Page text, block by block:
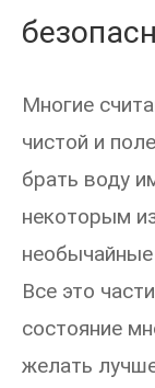
Многие
чистой и
брать воду
некоторым
Все это
состояние
желать